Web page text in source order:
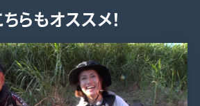
ちらもオススメ！